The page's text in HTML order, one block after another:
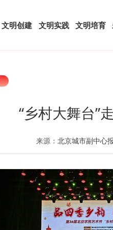
文明创建 文明实践 文明培育
“乡村大舞台”
来源： 北京城市副中心